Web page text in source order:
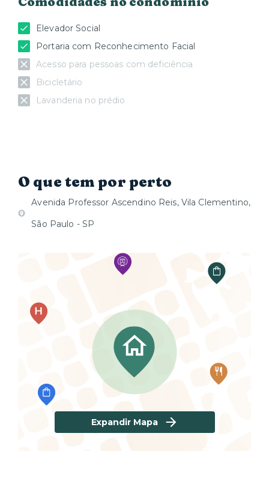
Elevador Social
Portaria com Reconhecimento Facial
Acesso para pessoas com deficiência
Bicicletário
Lavanderia no prédio
O que tem por perto
Avenida Professor Ascendino Reis, Vila Clementino,
São Paulo - SP
Expandir Mapa